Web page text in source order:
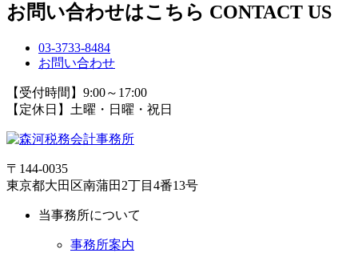
お問い合わせはこちら CONTACT US
03-3733-8484
お問い合わせ
【受付時間】9:00～17:00
【定休日】土曜・日曜・祝日
〒144-0035
東京都大田区南蒲田2丁目4番13号
当事務所について
事務所案内